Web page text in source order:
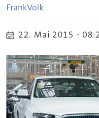
FrankVolk
22. Mai 2015 -